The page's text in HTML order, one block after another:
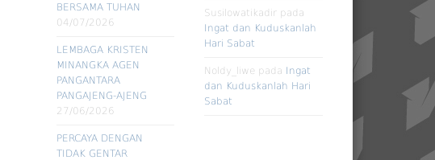
BERSAMA TUHAN
04/07/2026
LEMBAGA KRISTEN
MINANGKA AGEN
PANGANTARA
PANGAJENG-AJENG
27/06/2026
PERCAYA DENGAN
TIDAK GENTAR
Susilowatikadir pada
Ingat dan Kuduskanlah
Hari Sabat
Noldy_liwe pada Ingat
dan Kuduskanlah Hari
Sabat